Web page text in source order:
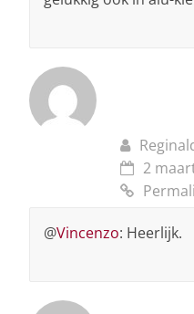
2
@Vincenzo: Heerlijk.